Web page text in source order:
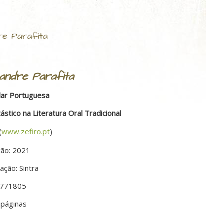
Parafita
Parafita
Portuguesa
na Literatura Oral Tradicional
www.zefiro.pt)
2021
Sintra